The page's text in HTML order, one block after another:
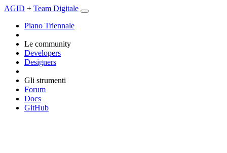
AGID + Team Digitale
Piano Triennale
Le community
Developers
Designers
Gli strumenti
Forum
Docs
GitHub